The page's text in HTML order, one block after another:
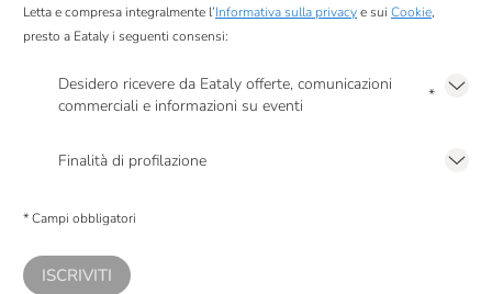
Letta e compresa integralmente l’Informativa sulla privacye sui Cookie,
presto a Eataly i seguenti consensi:
Desidero ricevere da Eataly offerte, comunicazioni
commerciali e informazioni su eventi
*
Finalità di profilazione
comunicazioni commerciali personalizzate, in caso di consenso prestato ai
* Campi obbligatori
ISCRIVITI